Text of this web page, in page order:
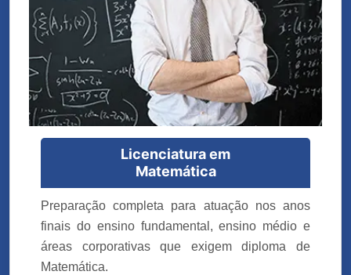
Licenciatura em
Matemática
Preparação completa para atuação nos anos
finais do ensino fundamental, ensino médio e
áreas corporativas que exigem diploma de
Matemática.